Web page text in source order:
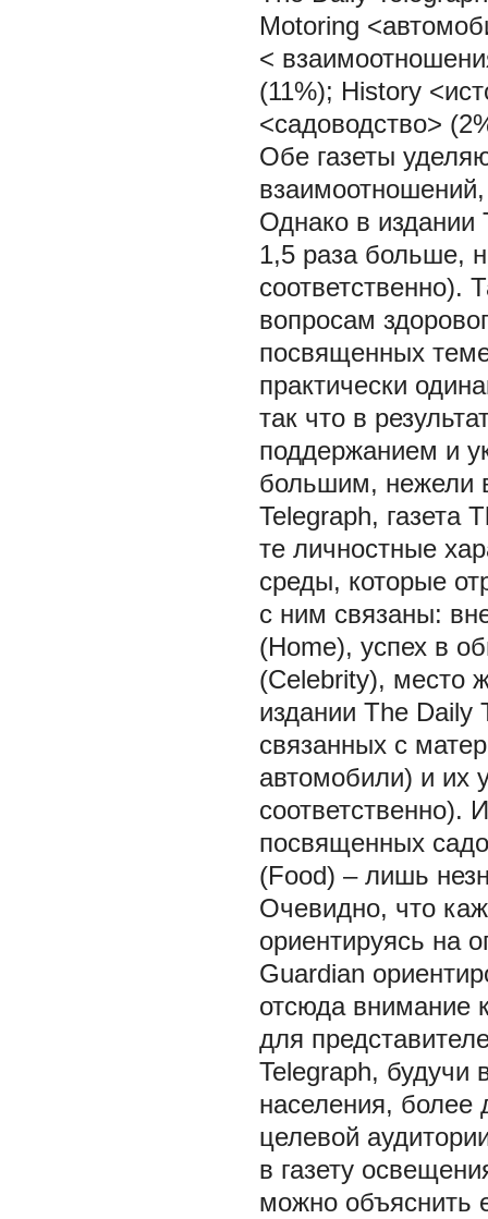
Motoring
<
(11%); History
<садоводство>
Обе газеты
Однако в издании
1,5 раза больше,
соответственно).
вопросам
посвященных
практически
так что в
поддержанием и
большим, нежели
Telegraph,
те личностные
среды, которые
с ним связаны:
(Home), успех в
(Celebrity), место
издании The Daily
связанных с
автомобили) и их
соответственно).
посвященных
(Food) – лишь
Очевидно, что
ориентируясь на
Guardian
отсюда внимание
для
Telegraph, будучи
населения, более
целевой
в газету
можно объяснить